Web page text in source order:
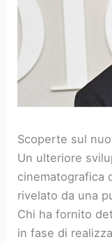
Scoperte sul
Un ulteriore
cinematografica
rivelato da una
Chi ha fornito
in fase di